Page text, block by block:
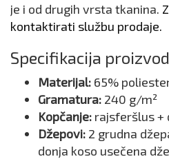
je i od drugih vrsta tkanina.
kontaktirati službu prodaje.
Specifikacija
Materijal: 65%
Gramatura: 240 g/m²
Kopčanje: rajsferšlus +
Džepovi: 2 grudna
donja koso usečena